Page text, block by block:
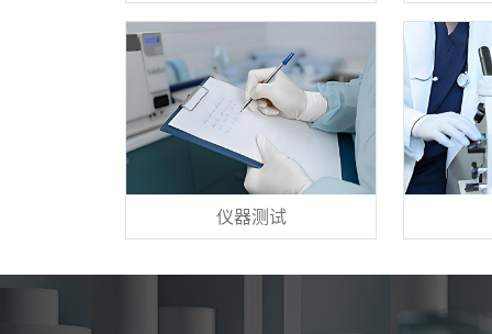
仪器测试